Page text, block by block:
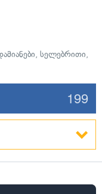
, სელებრითი,
199